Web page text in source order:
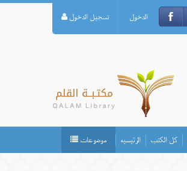
تسجيل الدخول الدخول
موضوعات الرئيسيه كل الكتب